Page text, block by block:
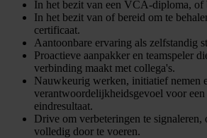
In het bezit van een VCA-diploma, of
In het bezit van of bereid om te
certificaat.
Aantoonbare ervaring als zelfstandig
Proactieve aanpakker en teamspeler
verbinding maakt met collega's.
Nauwkeurig werken, initiatief nemen
verantwoordelijkheidsgevoel voor
eindresultaat.
Drive om verbeteringen te signaleren,
volledig door te voeren.